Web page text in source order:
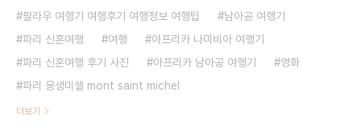
팔라우 여행기 여행후기 여행정보 여행팁
남아공 여행기
파리 신혼여행
여행
아프리카 나미비아 여행기
파리 신혼여행 후기 사진
아프리카 남아공 여행기
영화
파리 몽생미셸 mont saint michel
더보기